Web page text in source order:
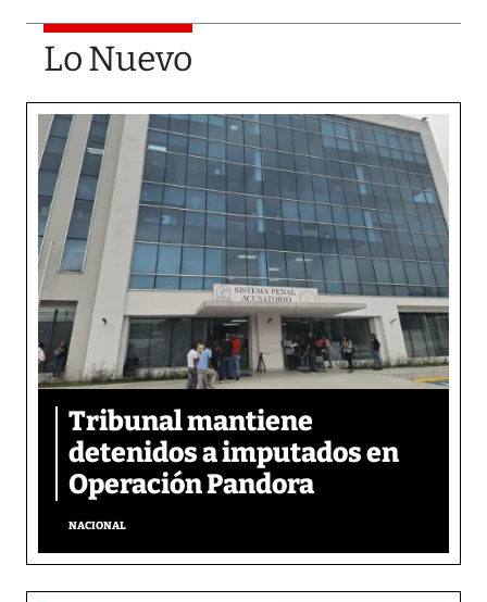
Lo Nuevo
Tribunal mantiene
detenidos a imputados en
Operación Pandora
NACIONAL